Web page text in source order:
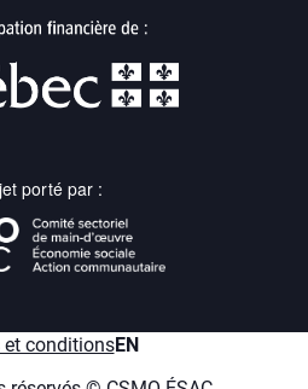
porté par :
et conditionsmenu.en
EN